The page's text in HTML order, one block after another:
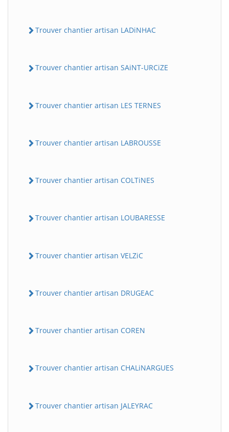
Trouver chantier artisan LADiNHAC
Trouver chantier artisan SAiNT-URCiZE
Trouver chantier artisan LES TERNES
Trouver chantier artisan LABROUSSE
Trouver chantier artisan COLTiNES
Trouver chantier artisan LOUBARESSE
Trouver chantier artisan VELZiC
Trouver chantier artisan DRUGEAC
Trouver chantier artisan COREN
Trouver chantier artisan CHALiNARGUES
Trouver chantier artisan JALEYRAC